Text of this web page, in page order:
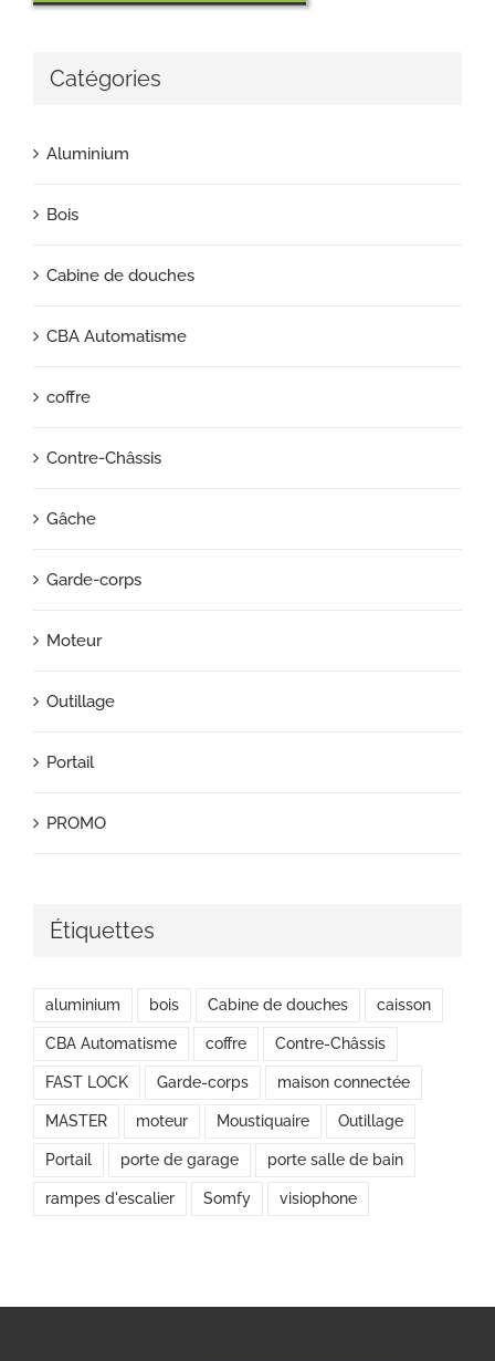
Catégories
Aluminium
Bois
Cabine de douches
CBA Automatisme
coffre
Contre-Châssis
Gâche
Garde-corps
Moteur
Outillage
Portail
PROMO
Étiquettes
aluminium bois Cabine de douches caisson
CBA Automatisme coffre Contre-Châssis
FAST LOCK Garde-corps maison connectée
MASTER moteur Moustiquaire Outillage
Portail porte de garage porte salle de bain
rampes d'escalier Somfy visiophone